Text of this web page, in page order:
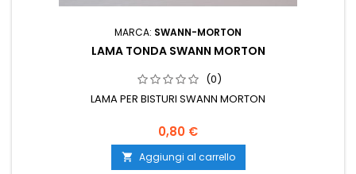
MARCA: SWANN-MORTON
LAMA TONDA SWANN MORTON
(0)
LAMA PER BISTURI SWANN MORTON
0,80 €
 Aggiungi al carrello